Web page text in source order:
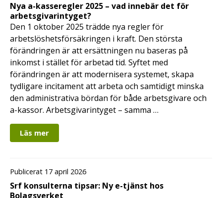
Nya a-kasseregler 2025 – vad innebär det för
arbetsgivarintyget?
Den 1 oktober 2025 trädde nya regler för
arbetslöshetsförsäkringen i kraft. Den största
förändringen är att ersättningen nu baseras på
inkomst i stället för arbetad tid. Syftet med
förändringen är att modernisera systemet, skapa
tydligare incitament att arbeta och samtidigt minska
den administrativa bördan för både arbetsgivare och
a-kassor. Arbetsgivarintyget – samma …
Läs mer
Publicerat 17 april 2026
Srf konsulterna tipsar: Ny e-tjänst hos
Bolagsverket